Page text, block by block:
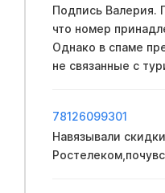
Подпись Валерия.
что номер
Однако в спаме
не связанные с
78126099301
Навязывали